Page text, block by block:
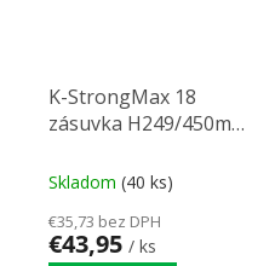
K-StrongMax 18
zásuvka H249/450mm
Skladom (40 ks)
€35,73 bez DPH
€43,95 / ks